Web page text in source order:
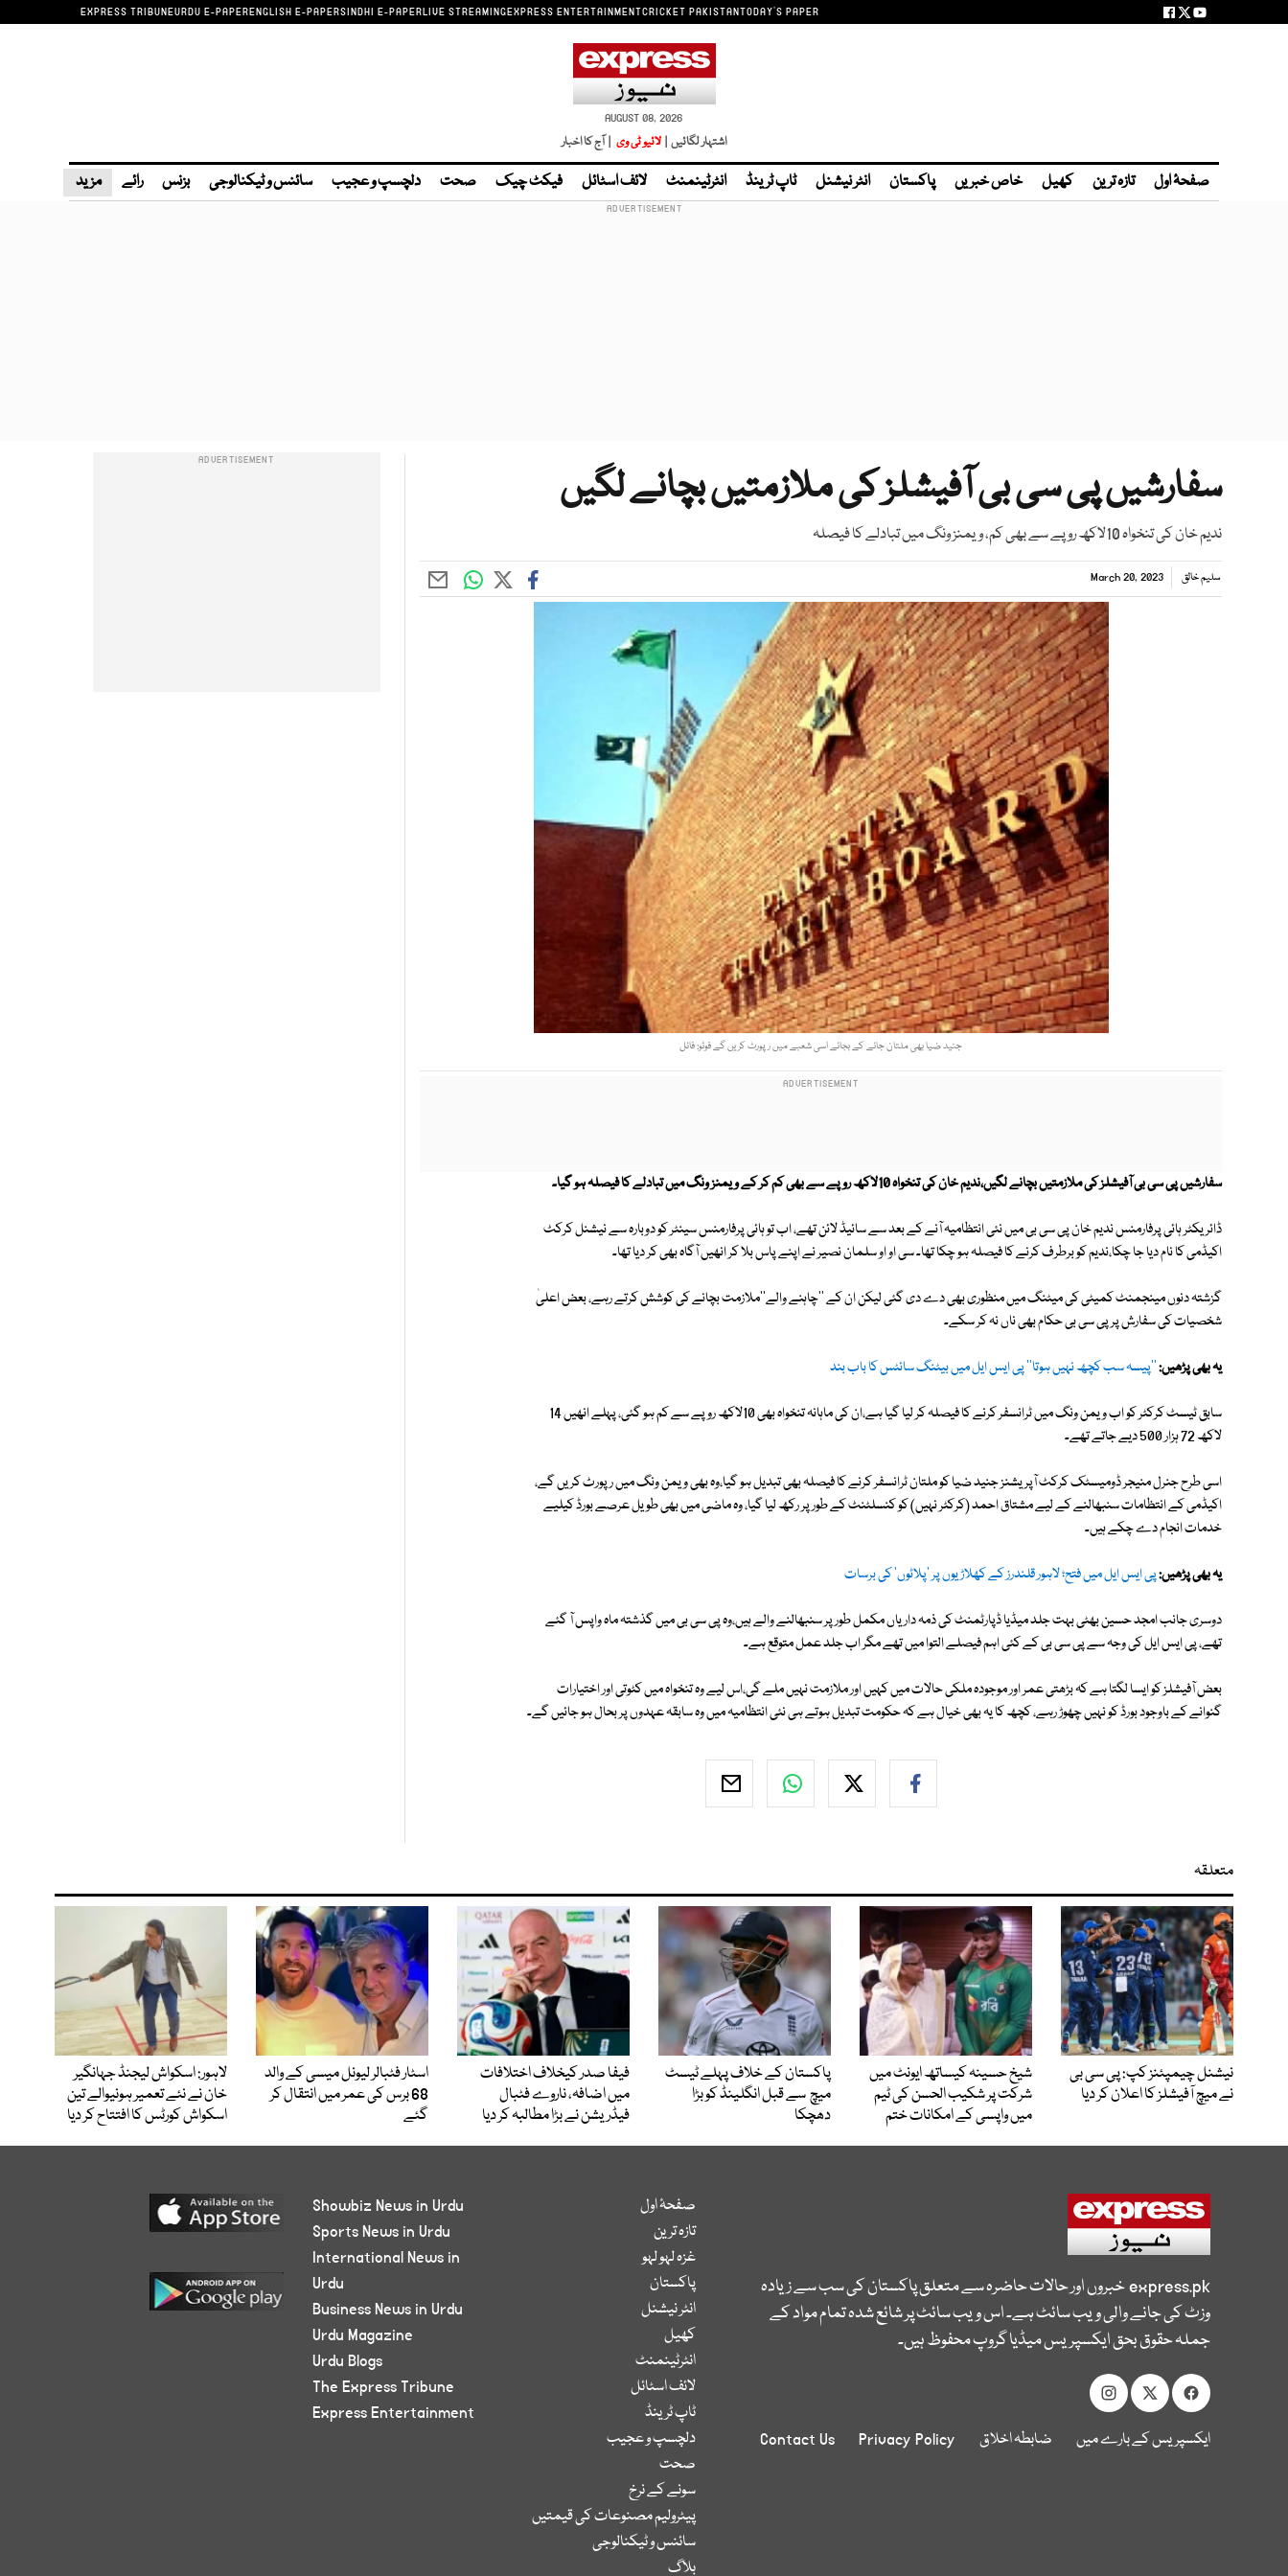
EXPRESS TRIBUNEURDU E-PAPERENGLISH E-PAPERSINDHI E-PAPERLIVE STREAMINGEXPRESS ENTERTAINMENTCRICKET PAKISTANTODAY'S PAPER
AUGUST 08, 2026
اشتہار لگائیں | لائیو ٹی وی | آج کا اخبار
صفحۂ اول تازہ ترین کھیل خاص خبریں پاکستان انٹر نیشنل ٹاپ ٹرینڈ انٹرٹینمنٹ لائف اسٹائل فیکٹ چیک صحت دلچسپ و عجیب سائنس و ٹیکنالوجی بزنس رائے مزید
سفارشیں پی سی بی آفیشلز کی ملازمتیں بچانے لگیں
ندیم خان کی تنخواہ 10لاکھ روپے سے بھی کم، ویمنز ونگ میں تبادلے کا فیصلہ
سلیم خالق March 20, 2023
جنید ضیا بھی ملتان جانے کے بجائے اسی شعبے میں رپورٹ کریں گے فوٹو: فائل
سفارشیں پی سی بی آفیشلز کی ملازمتیں بچانے لگیں،ندیم خان کی تنخواہ 10لاکھ روپے سے بھی کم کر کے ویمنز ونگ میں تبادلے کا فیصلہ ہو گیا۔
ڈائریکٹر ہائی پرفارمنس ندیم خان پی سی بی میں نئی انتظامیہ آنے کے بعد سے سائیڈ لائن تھے، اب تو ہائی پرفارمنس سینٹر کو دوبارہ سے نیشنل کرکٹ
اکیڈمی کا نام دیا جا چکا،ندیم کو برطرف کرنے کا فیصلہ ہو چکا تھا۔ سی او او سلمان نصیر نے اپنے پاس بلا کر انھیں آگاہ بھی کر دیا تھا۔
گزشتہ دنوں مینجمنٹ کمیٹی کی میٹنگ میں منظوری بھی دے دی گئی لیکن ان کے ''چاہنے والے''ملازمت بچانے کی کوشش کرتے رہے، بعض اعلیٰ
شخصیات کی سفارش پر پی سی بی حکام بھی ناں نہ کر سکے۔
یہ بھی پڑھیں:''پیسہ سب کچھ نہیں ہوتا'' پی ایس ایل میں بیٹنگ سائٹس کا باب بند
سابق ٹیسٹ کرکٹر کو اب ویمن ونگ میں ٹرانسفر کرنے کا فیصلہ کر لیا گیا ہے،ان کی ماہانہ تنخواہ بھی 10لاکھ روپے سے کم ہو گئی، پہلے انھیں 14
لاکھ 72 ہزار 500 دیے جاتے تھے۔
اسی طرح جنرل منیجر ڈومیسٹک کرکٹ آپریشنز جنید ضیا کو ملتان ٹرانسفر کرنے کا فیصلہ بھی تبدیل ہو گیا،وہ بھی ویمن ونگ میں رپورٹ کریں گے،
اکیڈمی کے انتظامات سنبھالنے کے لیے مشتاق احمد (کرکٹر نہیں) کو کنسلٹنٹ کے طور پر رکھ لیا گیا، وہ ماضی میں بھی طویل عرصے بورڈ کیلیے
خدمات انجام دے چکے ہیں۔
یہ بھی پڑھیں:پی ایس ایل میں فتح؛ لاہور قلندرز کے کھلاڑیوں پر 'پلاٹوں' کی برسات
دوسری جانب امجد حسین بھٹی بہت جلد میڈیا ڈپارٹمنٹ کی ذمہ داریاں مکمل طور پر سنبھالنے والے ہیں،وہ پی سی بی میں گذشتہ ماہ واپس آ گئے
تھے، پی ایس ایل کی وجہ سے پی سی بی کے کئی اہم فیصلے التوا میں تھے مگر اب جلد عمل متوقع ہے۔
بعض آفیشلز کو ایسا لگتا ہے کہ بڑھتی عمر اور موجودہ ملکی حالات میں کہیں اور ملازمت نہیں ملے گی،اس لیے وہ تنخواہ میں کٹوتی اور اختیارات
گنوانے کے باوجود بورڈ کو نہیں چھوڑ رہے، کچھ کا یہ بھی خیال ہے کہ حکومت تبدیل ہوتے ہی نئی انتظامیہ میں وہ سابقہ عہدوں پر بحال ہو جائیں گے۔
متعلقہ
نیشنل چیمپئنز کپ: پی سی بی
نے میچ آفیشلز کا اعلان کر دیا
شیخ حسینہ کیساتھ ایونٹ میں
شرکت پر شکیب الحسن کی ٹیم
میں واپسی کے امکانات ختم
پاکستان کے خلاف پہلے ٹیسٹ
میچ سے قبل انگلینڈ کو بڑا
دھچکا
فیفا صدر کیخلاف اختلافات
میں اضافہ، ناروے فٹبال
فیڈریشن نے بڑا مطالبہ کر دیا
اسٹار فٹبالر لیونل میسی کے والد
68 برس کی عمر میں انتقال کر
گئے
لاہور: اسکواش لیجنڈ جہانگیر
خان نے نئے تعمیر ہونیوالے تین
اسکواش کورٹس کا افتتاح کر دیا
express.pkخبروں اور حالات حاضرہ سے متعلق پاکستان کی سب سے زیادہ
وزٹ کی جانے والی ویب سائٹ ہے۔ اس ویب سائٹ پر شائع شدہ تمام مواد کے
جملہ حقوق بحق ایکسپریس میڈیا گروپ محفوظ ہیں۔
ایکسپریس کے بارے میں ضابطہ اخلاق Privacy Policy
Contact Us
صفحۂ اول
تازہ ترین
غزہ لہو لہو
پاکستان
انٹر نیشنل
کھیل
انٹرٹینمنٹ
لائف اسٹائل
ٹاپ ٹرینڈ
دلچسپ و عجیب
صحت
سونے کے نرخ
پیٹرولیم مصنوعات کی قیمتیں
سائنس و ٹیکنالوجی
بلاگ
Showbiz News in Urdu
Sports News in Urdu
International News in
Urdu
Business News in Urdu
Urdu Magazine
Urdu Blogs
The Express Tribune
Express Entertainment